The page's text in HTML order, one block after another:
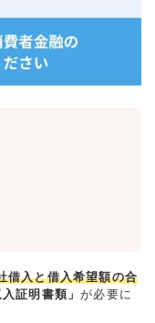
借入と借入希望額の合
入証明書類」が必要に